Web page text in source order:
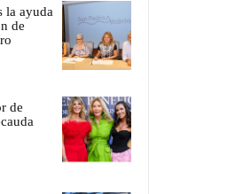
la ayuda
de
de